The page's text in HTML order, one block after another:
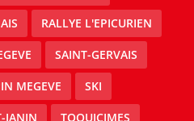
RALLYE L'EPICURIEN
SAINT-GERVAIS
MEGEVE SKI
JANIN TOQUICIMES